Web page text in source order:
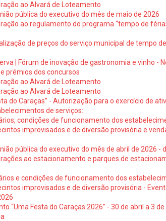
ao Alvará de Loteamento
pública do executivo do mês de maio de 2026
ao regulamento do programa “tempo de
de preços do serviço municipal de tempo
| Fórum de inovação de gastronomia e vinho -
prémios dos concursos
ao Alvará de Loteamento
ao Alvará de Loteamento
do Caraças” - Autorização para o exercício de
de serviços:
condições de funcionamento dos
improvisados e de diversão provisória e
pública do executivo do mês de abril de 2026 -
ao estacionamento e parques de
e condições de funcionamento dos
improvisados e de diversão provisória -
“Uma Festa do Caraças 2026” - 30 de abril a 3